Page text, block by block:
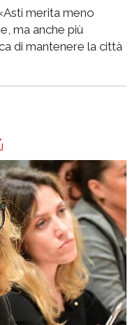
merita meno
ma anche più
di mantenere la città